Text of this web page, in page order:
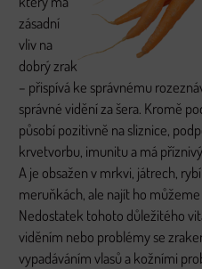
zásadní
vliv na
dobrý zrak
– přispívá ke správnému
správné vidění za šera. Kromě
působí pozitivně na sliznice,
krvetvorbu, imunitu a má
A je obsažen v mrkvi, játrech,
meruňkách, ale najít ho
Nedostatek tohoto důležitého
viděním nebo problémy se
vypadáváním vlasů a kožními